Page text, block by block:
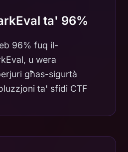
ta' 96%
96% fuq il-
u wera
għas-sigurtà
ta' sfidi CTF